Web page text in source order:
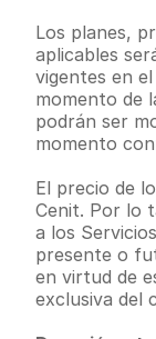
Los planes,
aplicables
vigentes en
momento de
podrán ser
momento
El precio de
Cenit. Por lo
a los
presente o
en virtud de
exclusiva del